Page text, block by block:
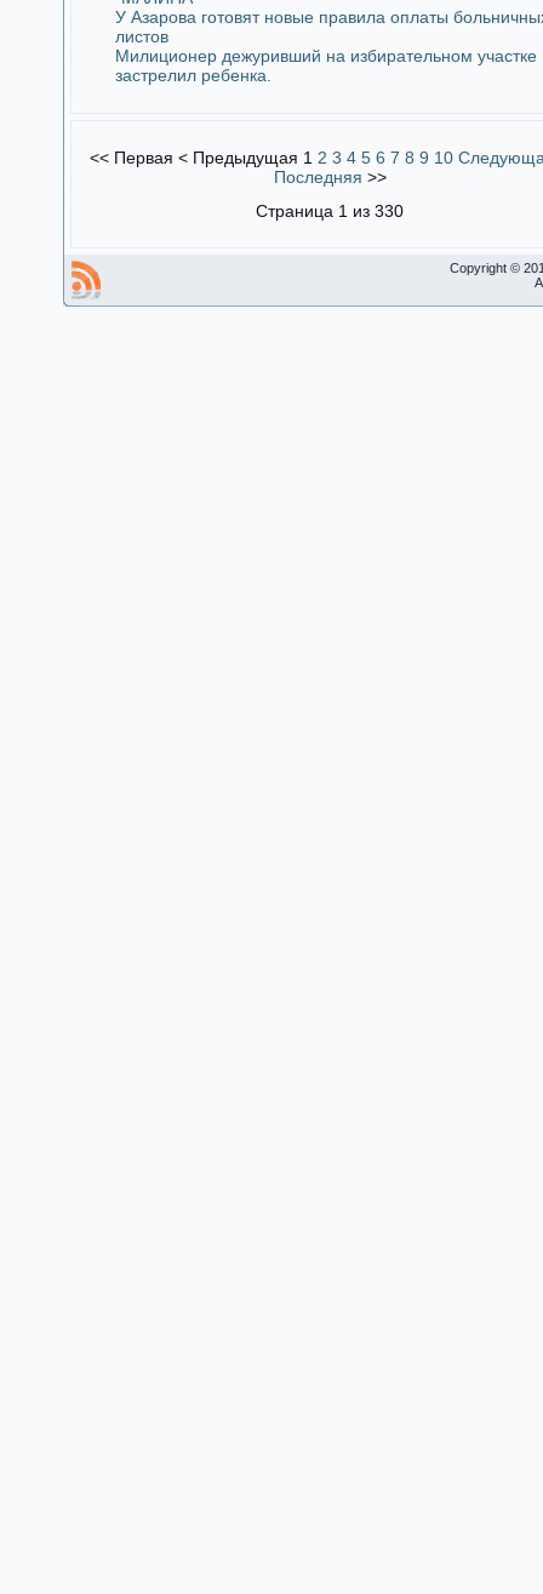
У Азарова готовят новые правила оплаты
листов
Милиционер дежуривший на избирательном участке
застрелил ребенка.
<< Первая < Предыдущая 1 2 3 4 5 6 7 8 9 10
Последняя >>
Страница 1 из 330
Copyright ©